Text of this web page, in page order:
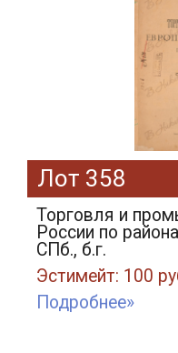
Лот 358
Торговля и
России по
СПб., б.г.
Эстимейт: 100
Подробнее»